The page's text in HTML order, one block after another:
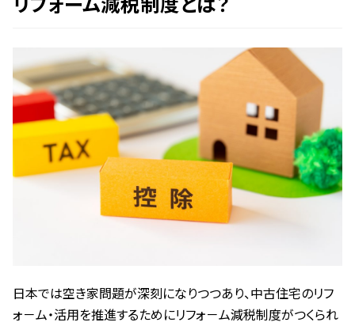
日本では空き家問題が深刻になりつつあり、中古住宅のリフ
ォ－ム・活用を推進するためにリフォ－ム減税制度がつくられ